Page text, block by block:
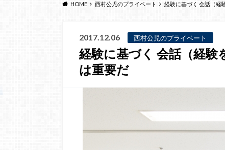
HOME 西村公児のプライベート 経験に基づく 会話（経
2017.12.06 西村公児のプライベート
経験に基づく 会話（経験
は重要だ